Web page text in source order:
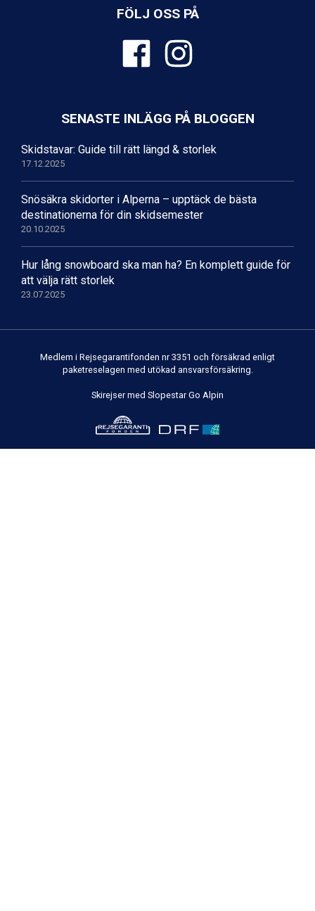
FÖLJ OSS PÅ
SENASTE INLÄGG PÅ BLOGGEN
Skidstavar: Guide till rätt längd & storlek
17.12.2025
Snösäkra skidorter i Alperna – upptäck de bästa
destinationerna för din skidsemester
20.10.2025
Hur lång snowboard ska man ha? En komplett guide för
att välja rätt storlek
23.07.2025
Medlem i Rejsegarantifonden nr 3351 och försäkrad enligt
paketreselagen med utökad ansvarsförsäkring.
Skirejser med Slopestar Go Alpin